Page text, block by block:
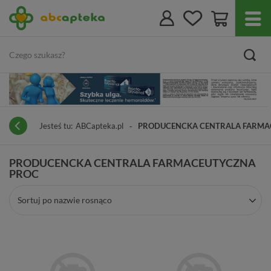
Jesteś tu: ABCapteka.pl PRODUCENCKA CENTRALA
PRODUCENCKA CENTRALA FARMACEUTYCZNA
PROC
Sortuj po nazwie rosnąco